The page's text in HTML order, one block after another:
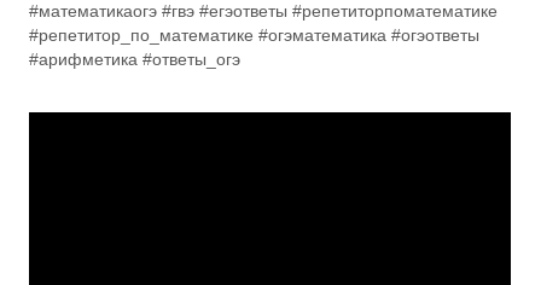
#математикаогэ #гвэ #егэответы #репетиторпоматематике
#репетитор_по_математике #огэматематика #огэответы
#арифметика #ответы_огэ